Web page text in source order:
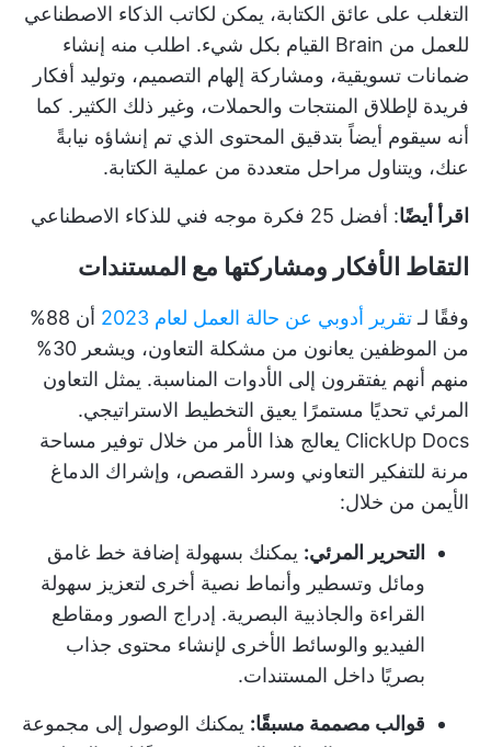
التغلب على عائق الكتابة، يمكن لكاتب الذكاء الاصطناعي
للعمل من Brain القيام بكل شيء. اطلب منه إنشاء
ضمانات تسويقية، ومشاركة إلهام التصميم، وتوليد أفكار
فريدة لإطلاق المنتجات والحملات، وغير ذلك الكثير. كما
أنه سيقوم أيضاً بتدقيق المحتوى الذي تم إنشاؤه نيابةً
عنك، ويتناول مراحل متعددة من عملية الكتابة.
اقرأ أيضًا: أفضل 25 فكرة موجه فني للذكاء الاصطناعي
التقاط الأفكار ومشاركتها مع المستندات
وفقًا لـ تقرير أدوبي عن حالة العمل لعام 2023
أن 88%
من الموظفين يعانون من مشكلة التعاون، ويشعر 30%
منهم أنهم يفتقرون إلى الأدوات المناسبة. يمثل التعاون
المرئي تحديًا مستمرًا يعيق التخطيط الاستراتيجي.
ClickUp Docs يعالج هذا الأمر من خلال توفير مساحة
مرنة للتفكير التعاوني وسرد القصص، وإشراك الدماغ
الأيمن من خلال:
التحرير المرئي: يمكنك بسهولة إضافة خط غامق
ومائل وتسطير وأنماط نصية أخرى لتعزيز سهولة
القراءة والجاذبية البصرية. إدراج الصور ومقاطع
الفيديو والوسائط الأخرى لإنشاء محتوى جذاب
بصريًا داخل المستندات.
قوالب مصممة مسبقًا: يمكنك الوصول إلى مجموعة